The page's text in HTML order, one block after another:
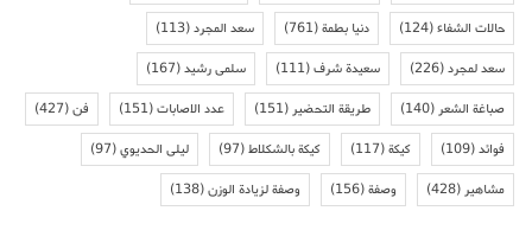
حالات الشفاء(124) دنيا بطمة(761) سعد المجرد(113)
سعد لمجرد(226) سعيدة شرف(111) سلمى رشيد(167)
صباغة الشعر(140) طريقة التحضير(151) عدد الاصابات(151) فن(427)
فوائد(109) كيكة(117) كيكة بالشكلاط(97) ليلى الحديوي(97)
مشاهير(428) وصفة(156) وصفة لزيادة الوزن(138)